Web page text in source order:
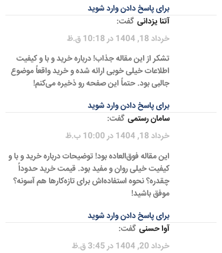
برای پاسخ دادن وارد شوید
آتنا یزدانی گفت:
خرداد 18, 1404 در 10:18 ق.ظ
تشکر از این مقاله جذاب! درباره خرید و با و کیفیت
اطلاعات خیلی خوبی ارائه شده و خرید واقعاً موضوع
جالبی بود. حتماً این صفحه رو ذخیره می‌کنم!
برای پاسخ دادن وارد شوید
سامان رستمی گفت:
خرداد 18, 1404 در 10:00 ب.ظ
این مقاله فوق‌العاده بود! توضیحات درباره خرید و با و
کیفیت خیلی روان و مفید بود. قیمت خرید حدوداً
چقدره؟ نحوه استفاده‌اش برای تازه‌کارها هم آسونه؟
موفق باشید!
برای پاسخ دادن وارد شوید
آوا حسنی گفت:
خرداد 20, 1404 در 3:45 ق.ظ